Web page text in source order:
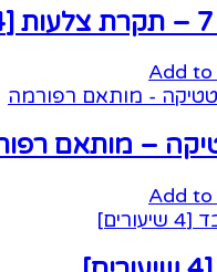
Add
– מותאם
Add